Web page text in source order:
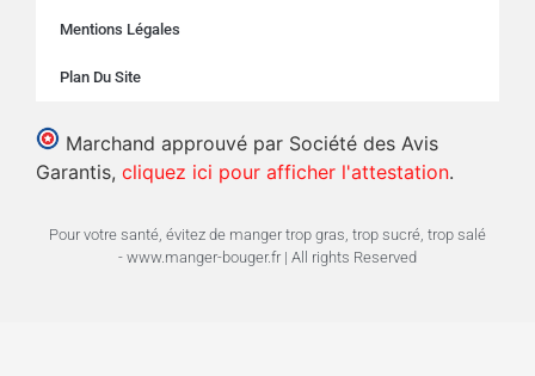
Mentions Légales
Plan Du Site
Marchand approuvé par Société des Avis
Garantis, cliquez ici pour afficher l'attestation.
Pour votre santé, évitez de manger trop gras, trop sucré, trop salé
- www.manger-bouger.fr | All rights Reserved